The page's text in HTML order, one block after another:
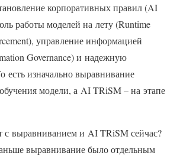
корпоративных правил (AI
работы моделей на лету (Runtime
управление информацией
Governance) и надежную
есть изначально выравнивание
модели, а AI TRiSM – на этапе
с выравниванием и AI TRiSM сейчас?
выравнивание было отдельным